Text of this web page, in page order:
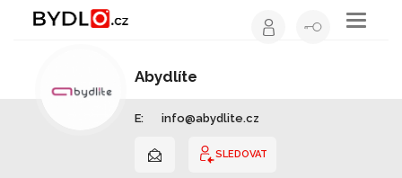
Toggle
Abydlíte
E: info@abydlite.cz
SLEDOVAT